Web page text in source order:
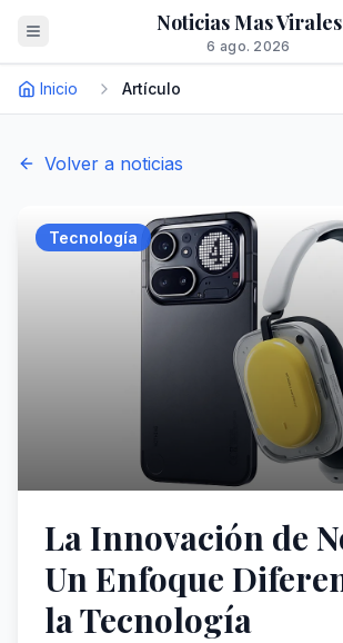
Noticias Mas Virales
6 ago. 2026
Inicio Artículo
Volver a noticias
Tecnología
La Innovación de
Un Enfoque
la Tecnología